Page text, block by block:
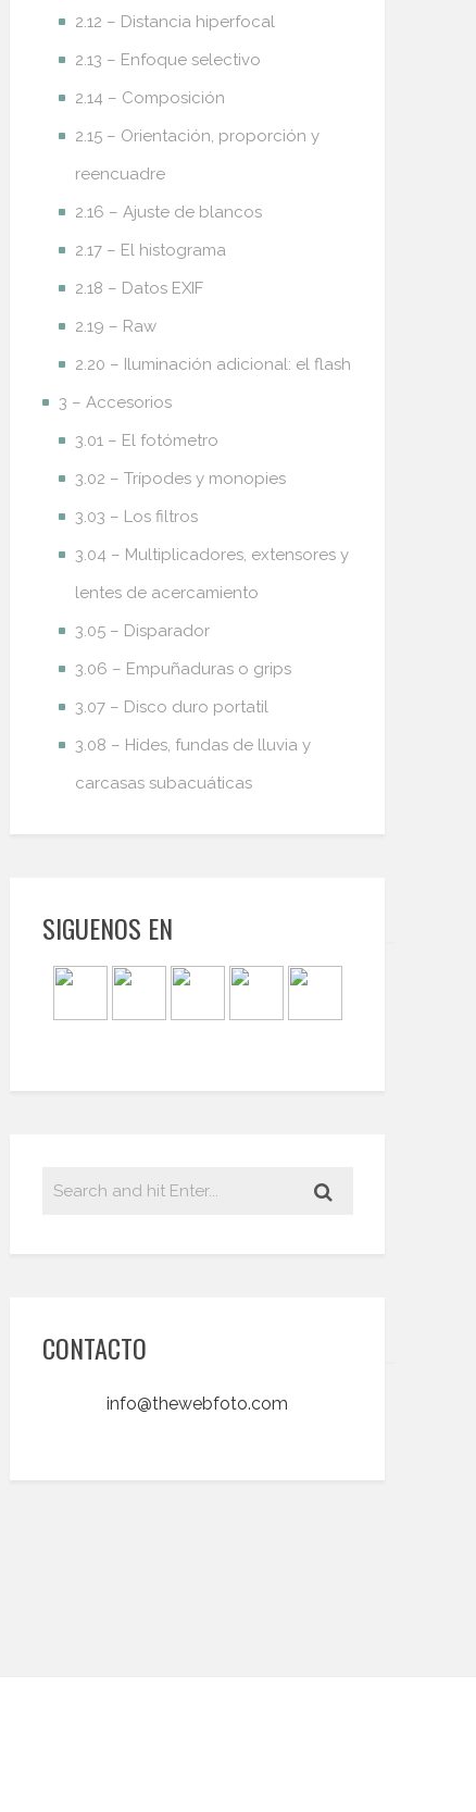
2.12 – Distancia hiperfocal
2.13 – Enfoque selectivo
2.14 – Composición
2.15 – Orientación, proporción y
reencuadre
2.16 – Ajuste de blancos
2.17 – El histograma
2.18 – Datos EXIF
2.19 – Raw
2.20 – Iluminación adicional: el flash
3 – Accesorios
3.01 – El fotómetro
3.02 – Trípodes y monopies
3.03 – Los filtros
3.04 – Multiplicadores, extensores y
lentes de acercamiento
3.05 – Disparador
3.06 – Empuñaduras o grips
3.07 – Disco duro portatil
3.08 – Hides, fundas de lluvia y
carcasas subacuáticas
SIGUENOS EN
CONTACTO
info@thewebfoto.com